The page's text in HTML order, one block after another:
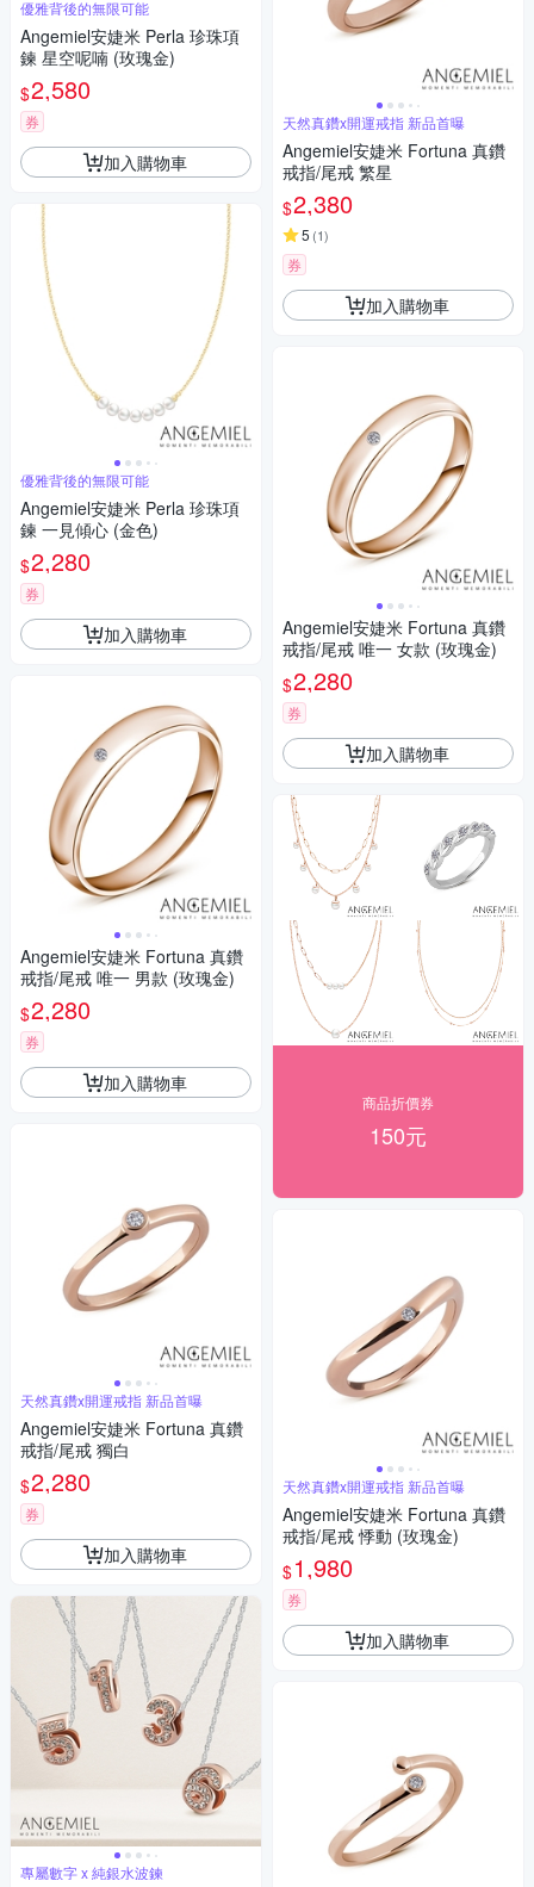
優雅背後的無限可能
Angemiel安婕米 Perla 珍珠項
鍊 星空呢喃 (玫瑰金)
$2,580
券
加入購物車
優雅背後的無限可能
Angemiel安婕米 Perla 珍珠項
鍊 一見傾心 (金色)
$2,280
券
加入購物車
Angemiel安婕米 Fortuna 真鑽
戒指/尾戒 唯一 男款 (玫瑰金)
$2,280
券
加入購物車
天然真鑽x開運戒指 新品首曝
Angemiel安婕米 Fortuna 真鑽
戒指/尾戒 獨白
$2,280
券
加入購物車
專屬數字 x 純銀水波鍊
天然真鑽x開運戒指 新品首曝
Angemiel安婕米 Fortuna 真鑽
戒指/尾戒 繁星
$2,380
5 (1)
券
加入購物車
Angemiel安婕米 Fortuna 真鑽
戒指/尾戒 唯一 女款 (玫瑰金)
$2,280
券
加入購物車
商品折價券
150元
天然真鑽x開運戒指 新品首曝
Angemiel安婕米 Fortuna 真鑽
戒指/尾戒 悸動 (玫瑰金)
$1,980
券
加入購物車